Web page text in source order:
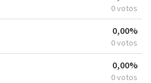
0 votos
0,00%
0 votos
0,00%
0 votos